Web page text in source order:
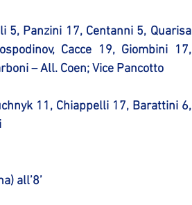
5, Panzini 17, Centanni 5, Quarisa
Cacce 19, Giombini 17,
– All. Coen; Vice Pancotto
11, Chiappelli 17, Barattini 6,
all’8’